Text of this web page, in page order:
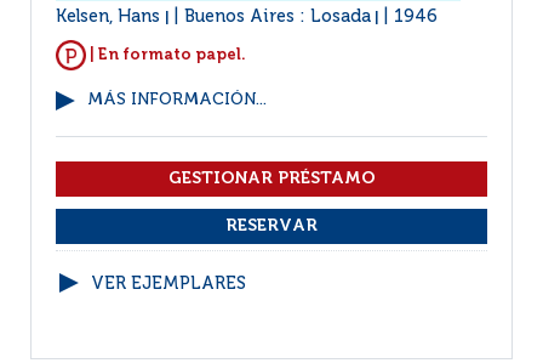
Kelsen, Hans Buenos Aires : Losada 1946
| En formato papel.
MÁS INFORMACIÓN...
VER EJEMPLARES